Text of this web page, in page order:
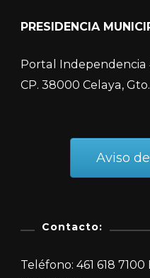
PRESIDENCIA
Portal Independencia
CP. 38000 Celaya,
Aviso
Contacto:
Teléfono: 461 618